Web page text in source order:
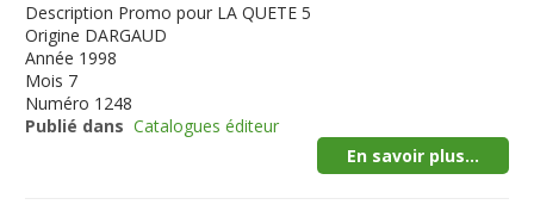
Description Promo pour LA QUETE 5
Origine DARGAUD
Année 1998
Mois 7
Numéro 1248
Publié dans Catalogues éditeur
En savoir plus...